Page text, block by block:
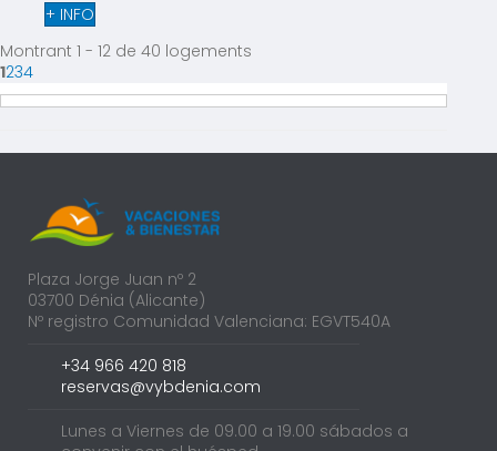
+ INFO
Montrant 1 - 12 de 40 logements
1234
Plaza Jorge Juan nº 2
03700 Dénia (Alicante)
Nº registro Comunidad Valenciana: EGVT540A
+34 966 420 818
reservas@vybdenia.com
Lunes a Viernes de 09.00 a 19.00 sábados a